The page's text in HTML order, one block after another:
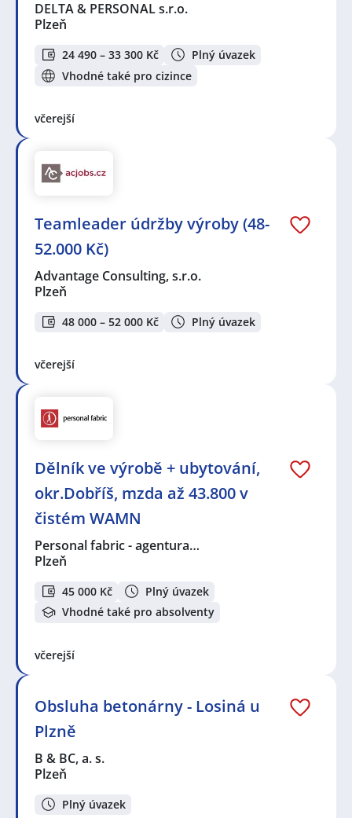
DELTA & PERSONAL s.r.o.
Plzeň
24 490 – 33 300 Kč
Plný úvazek
Vhodné také pro cizince
včerejší
Teamleader údržby výroby (48-
52.000 Kč)
Advantage Consulting, s.r.o.
Plzeň
48 000 – 52 000 Kč Plný úvazek
včerejší
Dělník ve výrobě + ubytování,
okr.Dobříš, mzda až 43.800 v
čistém WAMN
Personal fabric - agentura…
Plzeň
45 000 Kč
Plný úvazek
Vhodné také pro absolventy
včerejší
Obsluha betonárny - Losiná u
Plzně
B & BC, a. s.
Plzeň
Plný úvazek